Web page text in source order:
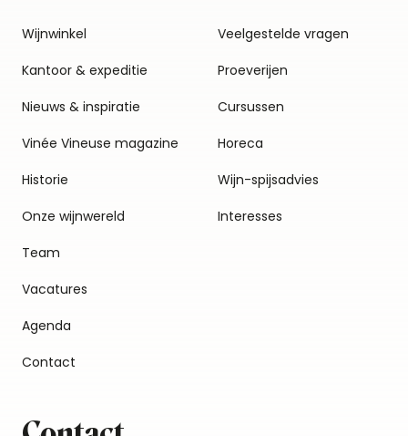
Wijnwinkel
Kantoor & expeditie
Nieuws & inspiratie
Vinée Vineuse magazine
Historie
Onze wijnwereld
Team
Vacatures
Agenda
Contact
Veelgestelde vragen
Proeverijen
Cursussen
Horeca
Wijn-spijsadvies
Interesses